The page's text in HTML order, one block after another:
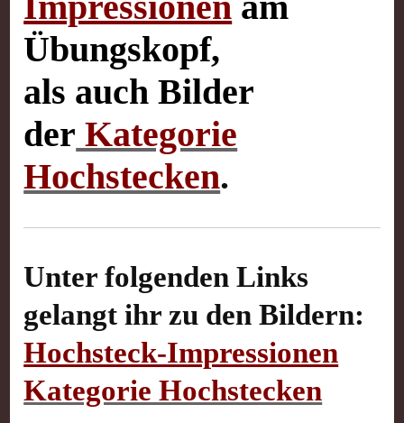
Übungskopf,
als auch Bilder
der Kategorie
Hochstecken.
Unter folgenden Links
gelangt ihr zu den Bildern:
Hochsteck-Impressionen
Kategorie Hochstecken